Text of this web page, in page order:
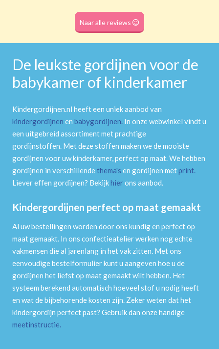
(dubbele tunnel)
Naar alle reviews
De leukste gordijnen voor de
babykamer of kinderkamer
Kindergordijnen.nl heeft een uniek aanbod van
kindergordijnen en babygordijnen. In onze webwinkel vindt u
een uitgebreid assortiment met prachtige
gordijnstoffen. Met deze stoffen maken we de mooiste
gordijnen voor uw kinderkamer, perfect op maat. We hebben
gordijnen in verschillendethema's en gordijnen metprint.
Liever effen gordijnen? Bekijkhierons aanbod.
Kindergordijnen perfect op maat gemaakt
Al uw bestellingen worden door ons kundig en perfect op
maat gemaakt. In ons confectieatelier werken nog echte
vakmensen die al jarenlang in het vak zitten. Met ons
eenvoudige bestelformulier kunt u aangeven hoe u de
gordijnen het liefst op maat gemaakt wilt hebben. Het
systeem berekend automatisch hoeveel stof u nodig heeft
en wat de bijbehorende kosten zijn. Zeker weten dat het
kindergordijn perfect past? Gebruik dan onze handige
meetinstructie.